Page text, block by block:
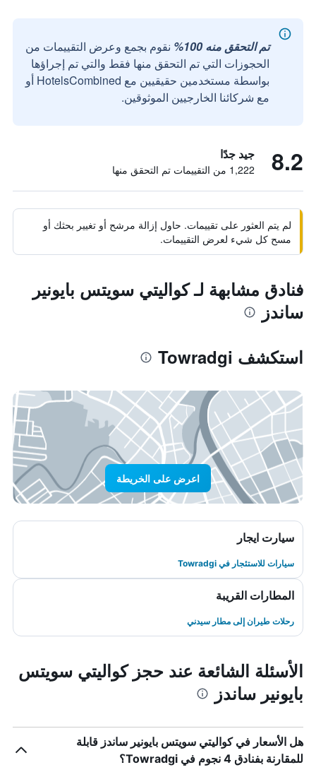
تم التحقق منه 100%
نقوم بجمع وعرض التقييمات من
الحجوزات التي تم التحقق منها فقط والتي تم إجراؤها
بواسطة مستخدمين حقيقيين مع HotelsCombined أو
مع شركائنا الخارجيين الموثوقين.
8.2 جيد جدًا
1,222 من التقييمات تم التحقق منها
لم يتم العثور على تقييمات. حاول إزالة مرشح أو تغيير بحثك أو
مسح كل شيء لعرض التقييمات.
فنادق مشابهة لـ كواليتي سويتس بايونير
ساندز
استكشف Towradgi
اعرض على الخريطة
سيارت ايجار
سيارات للاستئجار في Towradgi
المطارات القريبة
رحلات طيران إلى مطار سيدني
الأسئلة الشائعة عند حجز كواليتي سويتس
بايونير ساندز
هل الأسعار في كواليتي سويتس بايونير ساندز قابلة
للمقارنة بفنادق 4 نجوم في Towradgi؟